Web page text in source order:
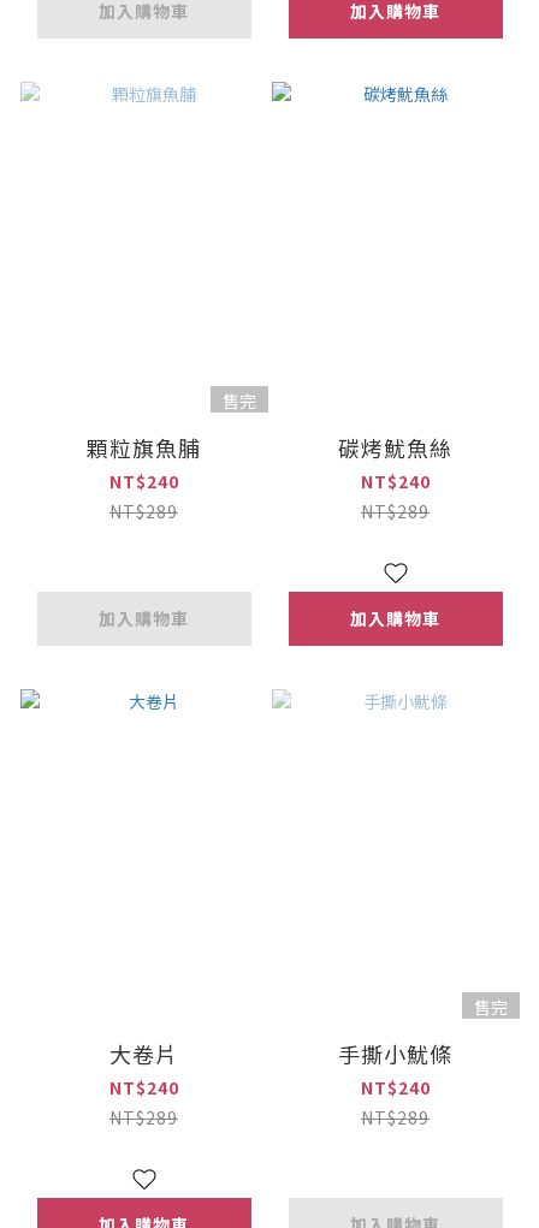
加入購物車 加入購物車
售完
顆粒旗魚脯
NT$240
NT$289
加入購物車
碳烤魷魚絲
NT$240
NT$289
加入購物車
大卷片
NT$240
NT$289
售完
手撕小魷條
NT$240
NT$289